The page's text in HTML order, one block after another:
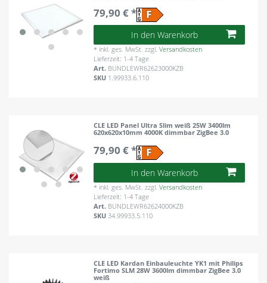
79,90 € *
In den Warenkorb
* inkl. ges. MwSt. zzgl.Versandkosten
Lieferzeit: 1-4 Tage
Art. BUNDLEWR62623000KZB
SKU 1.99933.6.110
CLE LED Panel Ultra Slim weiß 25W 3400lm
620x620x10mm 4000K dimmbar ZigBee 3.0
79,90 € *
In den Warenkorb
* inkl. ges. MwSt. zzgl.Versandkosten
Lieferzeit: 1-4 Tage
Art. BUNDLEWR62624000KZB
SKU 34.99933.5.110
CLE LED Kardan Einbauleuchte YK1 mit Philips
Fortimo SLM 28W 3600lm dimmbar ZigBee 3.0
weiß